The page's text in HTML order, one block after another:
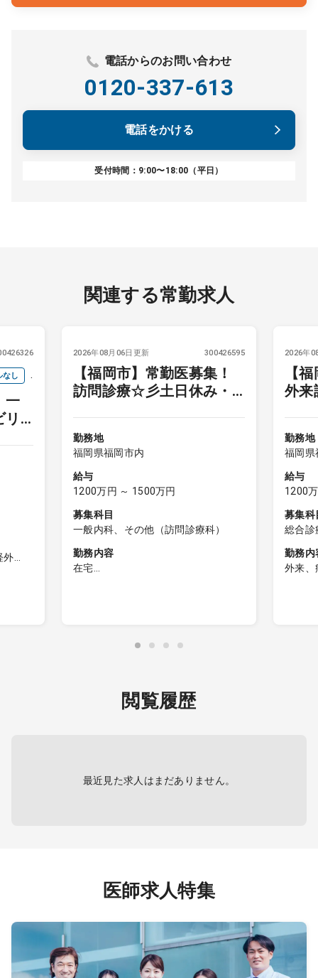
電話からのお問い合わせ
0120-337-613
電話をかける
受付時間：9:00〜18:00（平日）
関連する常勤求人
なし
一
外
2026年08月06日更新 300426595
【福岡市】常勤医募集！
訪問診療☆彡土日休み・
勤務地
福岡県福岡市内
給与
1200万円 ～ 1500万円
募集科目
一般内科、その他（訪問診療科）
勤務内容
在宅
2026年
【
外来
勤務地
福岡県
給与
1200
募集科
総合診
勤務内
外来、
閲覧履歴
最近見た求人はまだありません。
医師求人特集